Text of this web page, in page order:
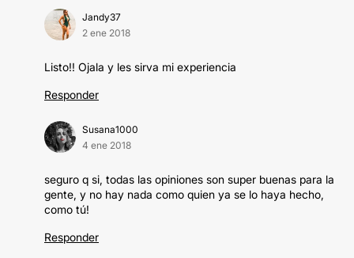
Jandy37
2 ene 2018
Listo!! Ojala y les sirva mi experiencia
Responder
Susana1000
4 ene 2018
seguro q si, todas las opiniones son super buenas para la
gente, y no hay nada como quien ya se lo haya hecho,
como tú!
Responder